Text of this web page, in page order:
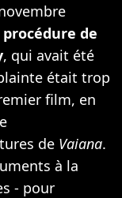
de
, qui avait été
était trop
film, en
de Vaiana.
à la
- pour